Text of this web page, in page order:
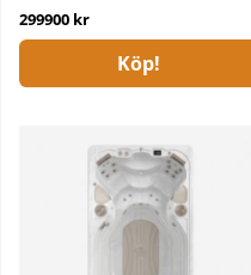
299900 kr
Köp!